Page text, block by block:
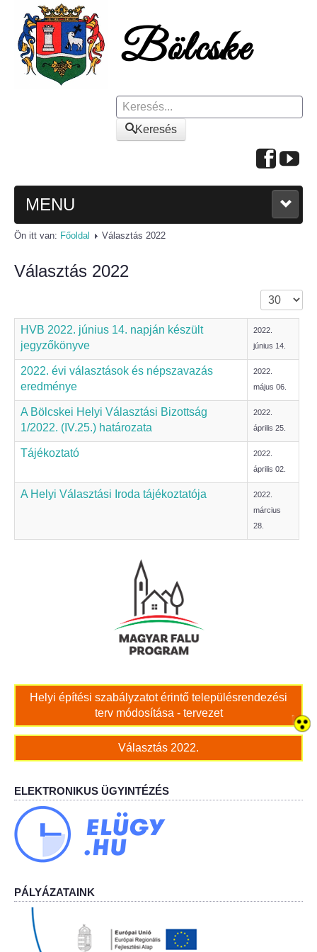
Keresés
Keresés
MENU
FŐOLDAL
A KÖZSÉGRŐL
Bölcske település
Bölcske történelme
Mi újság Bölcskén?
Értéktár bizottság
Turizmus
Református Egyház
Bölcskei Rákóczi Horgász Egyesület
Bölcskei Sportegyesület
Amatőr Színjátszó Társulat Egyesület
Múló Évek Nyugdíjas Klub
Ön itt van: Főoldal Választás 2022
Választás 2022
Tételek #
HVB 2022. június 14. napján készült
jegyzőkönyve
2022.
június 14.
2022. évi választások és népszavazás
eredménye
2022.
május 06.
A Bölcskei Helyi Választási Bizottság
1/2022. (IV.25.) határozata
2022.
április 25.
Tájékoztató
2022.
április 02.
A Helyi Választási Iroda tájékoztatója
2022.
március
28.
Helyi építési szabályzatot érintő településrendezési
terv módosítása - tervezet
Választás 2022.
ELEKTRONIKUS ÜGYINTÉZÉS
PÁLYÁZATAINK